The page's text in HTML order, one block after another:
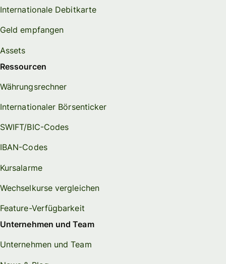
Internationale Debitkarte
Geld empfangen
Assets
Ressourcen
Währungsrechner
Internationaler Börsenticker
SWIFT/BIC-Codes
IBAN-Codes
Kursalarme
Wechselkurse vergleichen
Feature-Verfügbarkeit
Unternehmen und Team
Unternehmen und Team